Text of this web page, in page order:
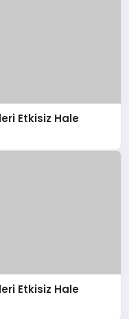
Etkisiz Hale
Etkisiz Hale